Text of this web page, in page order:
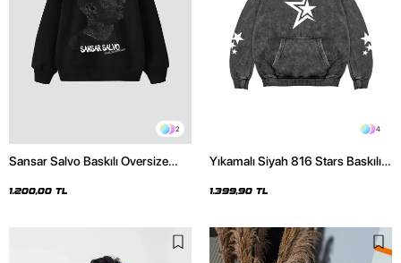
2
Sansar Salvo Baskılı Oversize
1.200,00 TL
4
Yıkamalı Siyah 816 Stars Baskılı
1.399,90 TL